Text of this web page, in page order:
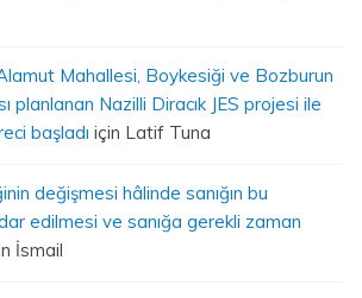
Mahallesi, Boykesiği ve Bozburun
planlanan Nazilli Diracık JES projesi ile
başladı için Latif Tuna
değişmesi hâlinde sanığın bu
edilmesi ve sanığa gerekli zaman
İsmail